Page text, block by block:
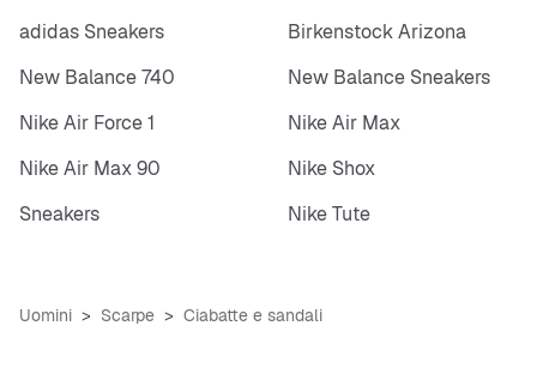
adidas Sneakers
Birkenstock Arizona
New Balance 740
New Balance Sneakers
Nike Air Force 1
Nike Air Max
Nike Air Max 90
Nike Shox
Sneakers
Nike Tute
Uomini Scarpe Ciabatte e sandali